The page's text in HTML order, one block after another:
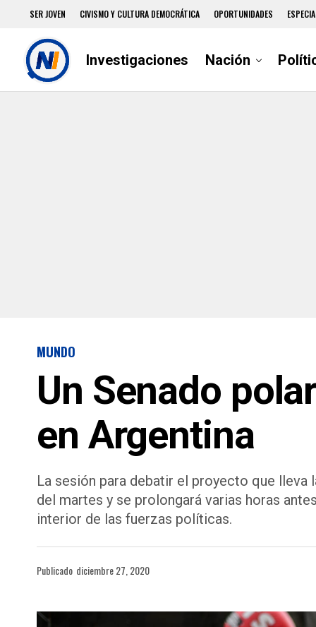
SER JOVEN CIVISMO Y CULTURA DEMOCRÁTICA OPORTUNIDADES
Investigaciones Nación
MUNDO
Un Senado
en Argentina
La sesión para debatir el proyecto que
del martes y se prolongará varias horas
interior de las fuerzas políticas.
Publicado diciembre 27, 2020